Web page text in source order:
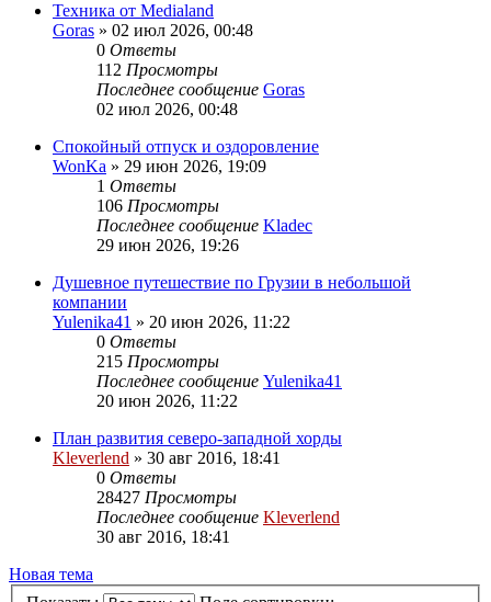
Техника от Medialand
Goras » 02 июл 2026, 00:48
0 Ответы
112 Просмотры
Последнее сообщение Goras
02 июл 2026, 00:48
Спокойный отпуск и оздоровление
WonKa » 29 июн 2026, 19:09
1 Ответы
106 Просмотры
Последнее сообщение Kladec
29 июн 2026, 19:26
Душевное путешествие по Грузии в небольшой
компании
Yulenika41 » 20 июн 2026, 11:22
0 Ответы
215 Просмотры
Последнее сообщение Yulenika41
20 июн 2026, 11:22
План развития северо-западной хорды
Kleverlend » 30 авг 2016, 18:41
0 Ответы
28427 Просмотры
Последнее сообщение Kleverlend
30 авг 2016, 18:41
Новая тема